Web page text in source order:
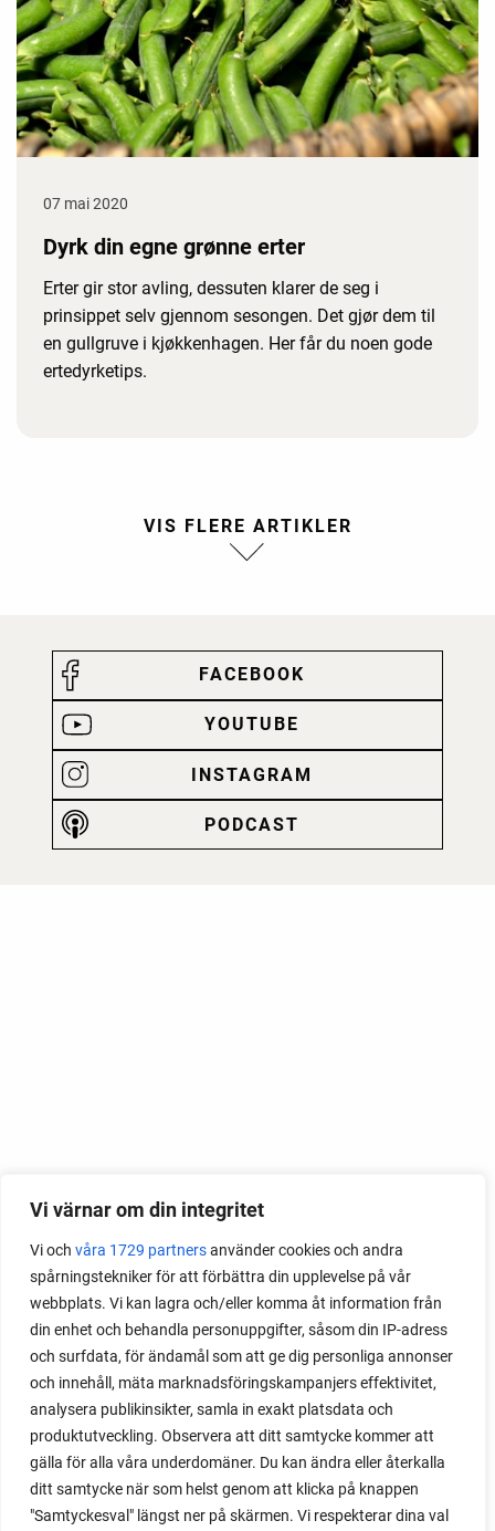
Vi värnar om din integritet
Vi och våra 1729 partnersanvänder cookies och andra
spårningstekniker för att förbättra din upplevelse på vår
webbplats. Vi kan lagra och/eller komma åt information från
din enhet och behandla personuppgifter, såsom din IP-adress
och surfdata, för ändamål som att ge dig personliga annonser
och innehåll, mäta marknadsföringskampanjers effektivitet,
analysera publikinsikter, samla in exakt platsdata och
produktutveckling. Observera att ditt samtycke kommer att
gälla för alla våra underdomäner. Du kan ändra eller återkalla
ditt samtycke när som helst genom att klicka på knappen
"Samtyckesval" längst ner på skärmen. Vi respekterar dina val
07 mai 2020
Dyrk din egne grønne erter
Erter gir stor avling, dessuten klarer de seg i
prinsippet selv gjennom sesongen. Det gjør dem til
en gullgruve i kjøkkenhagen. Her får du noen gode
ertedyrketips.
FACEBOOK
YOUTUBE
INSTAGRAM
PODCAST